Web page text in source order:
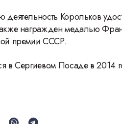
Корольков
награжден медалью
премии СССР.
в Сергиевом Посаде в 2014